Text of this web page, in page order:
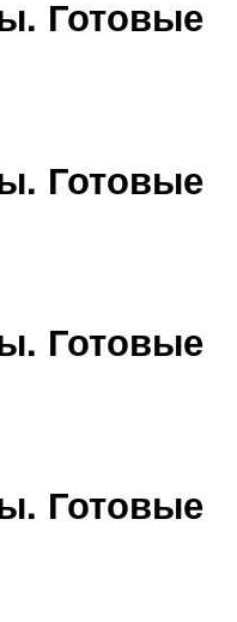
Готовые
Готовые
Готовые
Готовые